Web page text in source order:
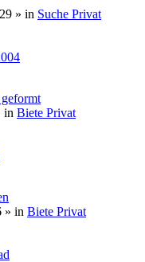
» in Suche Privat
in Biete Privat
» in Biete Privat